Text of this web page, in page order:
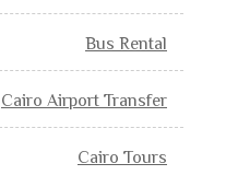
Bus Rental
Cairo Airport Transfer
Cairo Tours